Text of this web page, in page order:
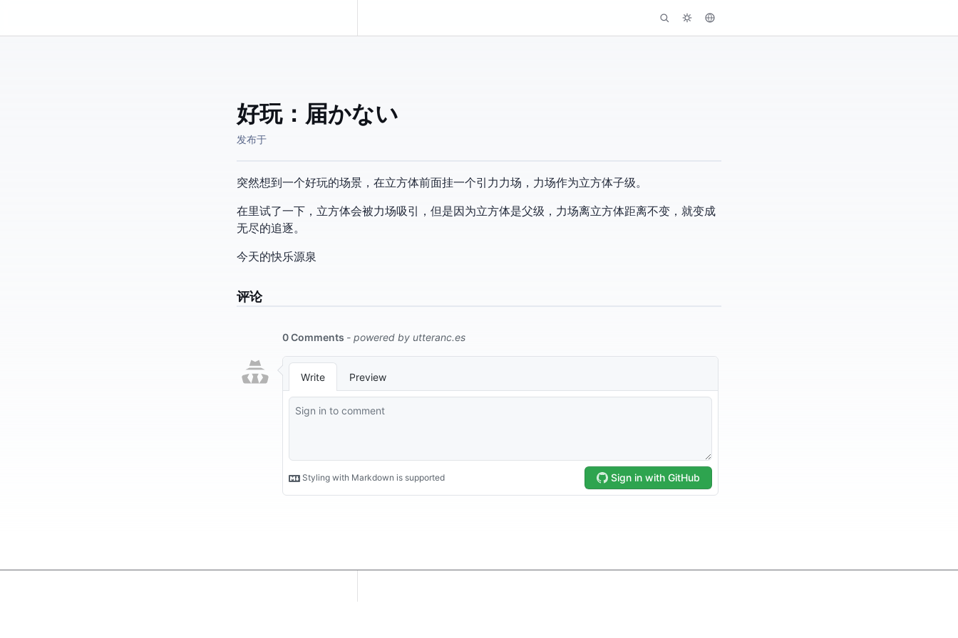
好玩：届かないCube
发布于
突然想到一个好玩的场景，在立方体前面挂一个引力力场，力场作为立方体子级。
在Blender里试了一下，立方体会被力场吸引，但是因为立方体是父级，力场离立方体距离不变，就变成
无尽的追逐。
今天的快乐源泉
评论